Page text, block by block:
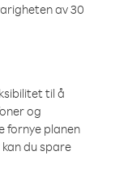
av 30
til å
og
fornye planen
du spare